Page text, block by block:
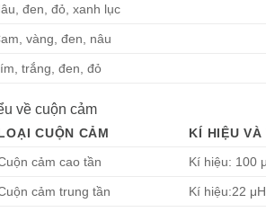
đen, đỏ, xanh lục
vàng, đen, nâu
trắng, đen, đỏ
về cuộn cảm
CUỘN CẢM KÍ HIỆU
cảm cao tần Kí hiệu: 100
cảm trung tần Kí hiệu:22